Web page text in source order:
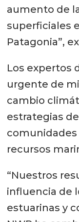
aumento de
superficiales
Patagonia”,
Los expertos
urgente de
cambio
estrategias
recursos
“Nuestros
influencia de
estuarinas y